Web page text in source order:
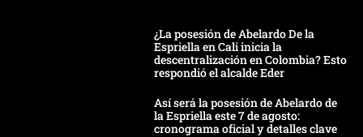
¿La posesión de Abelardo De la
Espriella en Cali inicia la
descentralización en Colombia? Esto
respondió el alcalde Eder
Así será la posesión de Abelardo de
la Espriella este 7 de agosto:
cronograma oficial y detalles clave